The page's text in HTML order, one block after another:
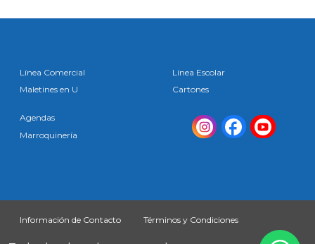
Línea Comercial
Maletines en U
Línea Escolar
Cartones
Agendas
Marroquinería
Información de Contacto Términos y Condiciones